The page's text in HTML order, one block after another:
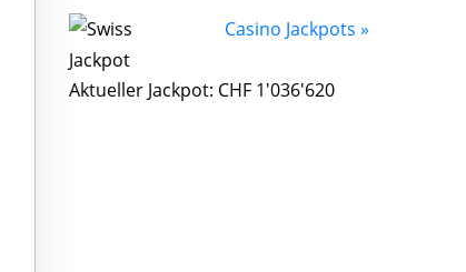
Casino Jackpots »
Aktueller Jackpot: CHF 1'036'620